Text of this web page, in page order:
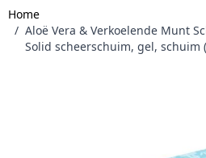
Home
/ Aloë Vera & Verkoelende Munt
Solid scheerschuim, gel, schuim